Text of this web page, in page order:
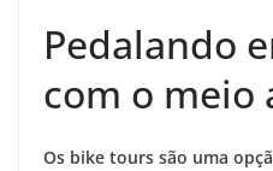
Pedalando
com o meio
Os bike tours são uma